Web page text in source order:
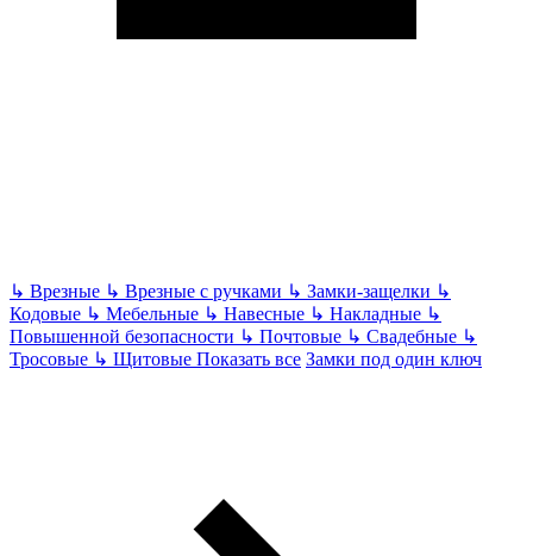
↳ Врезные ↳ Врезные с ручками ↳ Замки-защелки ↳
Кодовые ↳ Мебельные ↳ Навесные ↳ Накладные ↳
Повышенной безопасности ↳ Почтовые ↳ Свадебные ↳
Тросовые ↳ Щитовые Показать все Замки под один ключ